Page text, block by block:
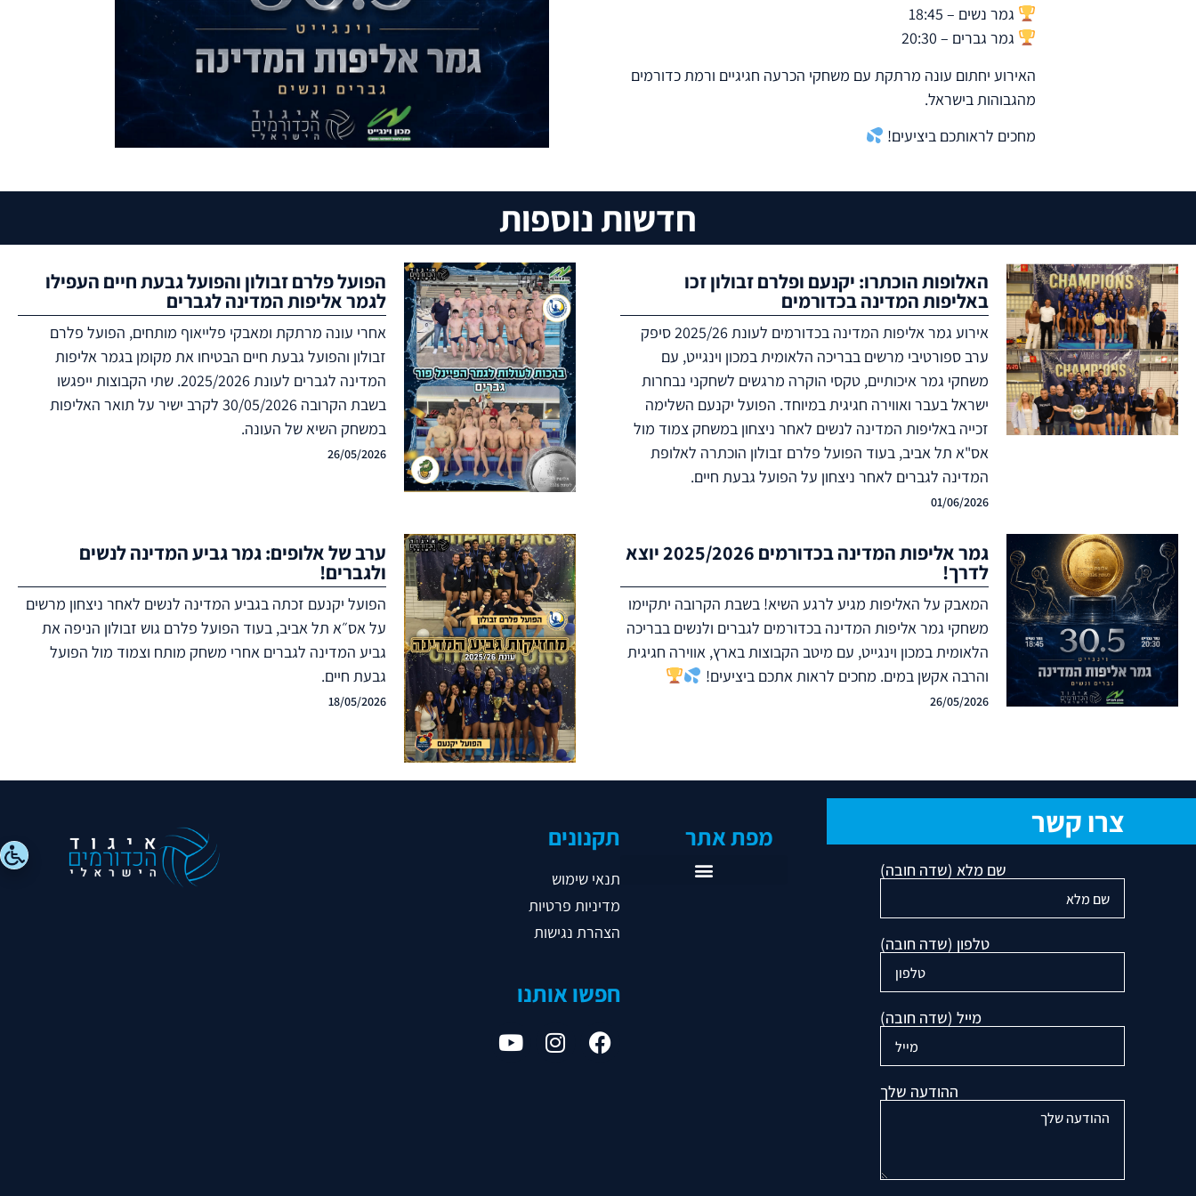
גמר נשים – 18:45
גמר גברים – 20:30
האירוע יחתום עונה מרתקת עם משחקי הכרעה חגיגיים ורמת כדורמים
מהגבוהות בישראל.
מחכים לראותכם ביציעים!
חדשות נוספות
האלופות הוכתרו: יקנעם ופלרם זבולון זכו
באליפות המדינה בכדורמים
אירוע גמר אליפות המדינה בכדורמים לעונת 2025/26 סיפק
ערב ספורטיבי מרשים בבריכה הלאומית במכון וינגייט, עם
משחקי גמר איכותיים, טקסי הוקרה מרגשים לשחקני נבחרות
ישראל בעבר ואווירה חגיגית במיוחד. הפועל יקנעם השלימה
זכייה באליפות המדינה לנשים לאחר ניצחון במשחק צמוד מול
אס"א תל אביב, בעוד הפועל פלרם זבולון הוכתרה לאלופת
המדינה לגברים לאחר ניצחון על הפועל גבעת חיים.
01/06/2026
הפועל פלרם זבולון והפועל גבעת חיים העפילו
לגמר אליפות המדינה לגברים
אחרי עונה מרתקת ומאבקי פלייאוף מותחים, הפועל פלרם
זבולון והפועל גבעת חיים הבטיחו את מקומן בגמר אליפות
המדינה לגברים לעונת 2025/2026. שתי הקבוצות ייפגשו
בשבת הקרובה 30/05/2026 לקרב ישיר על תואר האליפות
במשחק השיא של העונה.
26/05/2026
גמר אליפות המדינה בכדורמים 2025/2026 יוצא
לדרך!
המאבק על האליפות מגיע לרגע השיא! בשבת הקרובה יתקיימו
משחקי גמר אליפות המדינה בכדורמים לגברים ולנשים בבריכה
הלאומית במכון וינגייט, עם מיטב הקבוצות בארץ, אווירה חגיגית
והרבה אקשן במים. מחכים לראות אתכם ביציעים!
26/05/2026
ערב של אלופים: גמר גביע המדינה לנשים
ולגברים!
הפועל יקנעם זכתה בגביע המדינה לנשים לאחר ניצחון מרשים
על אס״א תל אביב, בעוד הפועל פלרם גוש זבולון הניפה את
גביע המדינה לגברים אחרי משחק מותח וצמוד מול הפועל
גבעת חיים.
18/05/2026
צרו קשר
שם מלא (שדה חובה)
טלפון (שדה חובה)
מייל (שדה חובה)
ההודעה שלך
מפת אתר תקנונים
תנאי שימוש
מדיניות פרטיות
הצהרת נגישות
חפשו אותנו